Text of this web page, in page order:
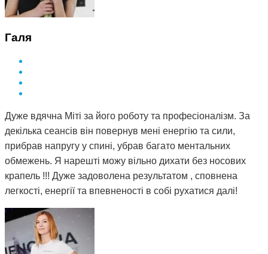
Галя
Дуже вдячна Міті за його роботу та професіоналізм. За
декілька сеансів він повернув мені енергію та сили,
прибрав напругу у спині, убрав багато ментальних
обмежень. Я нарешті можу вільно дихати без носових
крапель !!! Дуже задоволена результатом , сповнена
легкості, енергії та впевненості в собі рухатися далі!